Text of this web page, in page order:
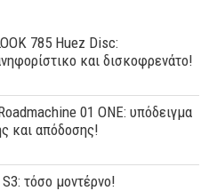
785 Huez Disc:
και δισκοφρενάτο!
01 ONE: υπόδειγμα
και απόδοσης!
τόσο μοντέρνο!